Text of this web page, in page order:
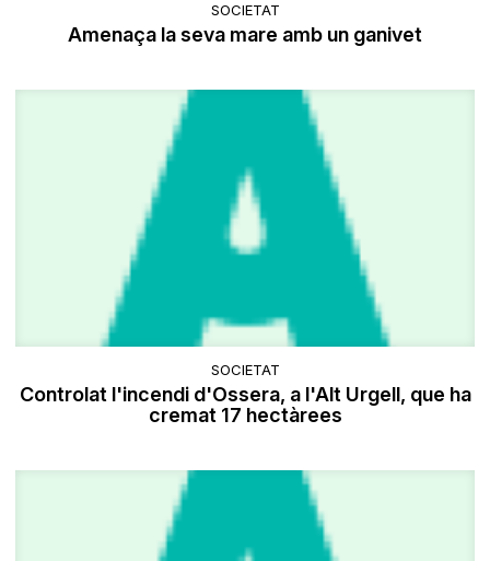
SOCIETAT
Amenaça la seva mare amb un ganivet
SOCIETAT
Controlat l'incendi d'Ossera, a l'Alt Urgell, que ha
cremat 17 hectàrees